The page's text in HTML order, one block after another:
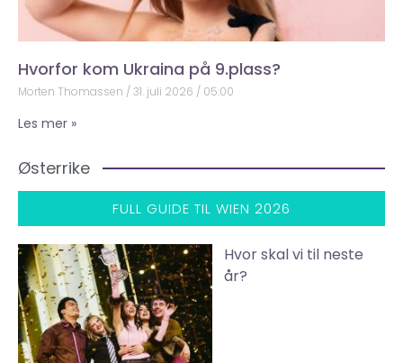
Hvorfor kom Ukraina på 9.plass?
Morten Thomassen 31. juli 2026 05:00
Les mer »
Østerrike
FULL GUIDE TIL WIEN 2026
Hvor skal vi til neste
år?